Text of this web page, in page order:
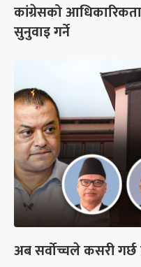
कांग्रेसको
सुनुवाइ गर्ने
अब सर्वोच्चले कसरी